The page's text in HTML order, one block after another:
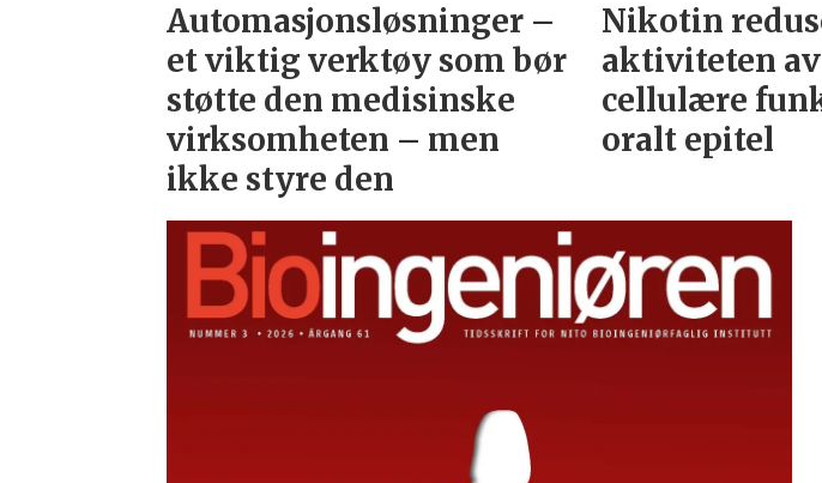
Automasjonsløsninger –
et viktig verktøy som bør
støtte den medisinske
virksomheten – men
ikke styre den
Nikotin
aktiviteten
cellulære
oralt epitel